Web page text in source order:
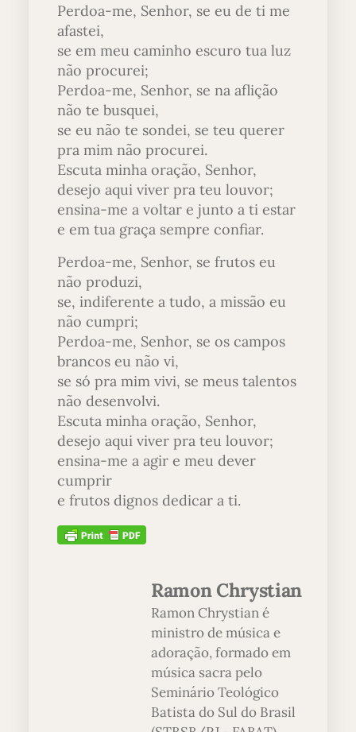
Perdoa-me, Senhor, se eu de ti me
afastei,
se em meu caminho escuro tua luz
não procurei;
Perdoa-me, Senhor, se na aflição
não te busquei,
se eu não te sondei, se teu querer
pra mim não procurei.
Escuta minha oração, Senhor,
desejo aqui viver pra teu louvor;
ensina-me a voltar e junto a ti estar
e em tua graça sempre confiar.
Perdoa-me, Senhor, se frutos eu
não produzi,
se, indiferente a tudo, a missão eu
não cumpri;
Perdoa-me, Senhor, se os campos
brancos eu não vi,
se só pra mim vivi, se meus talentos
não desenvolvi.
Escuta minha oração, Senhor,
desejo aqui viver pra teu louvor;
ensina-me a agir e meu dever
cumprir
e frutos dignos dedicar a ti.
Ramon Chrystian
Ramon Chrystian é
ministro de música e
adoração, formado em
música sacra pelo
Seminário Teológico
Batista do Sul do Brasil